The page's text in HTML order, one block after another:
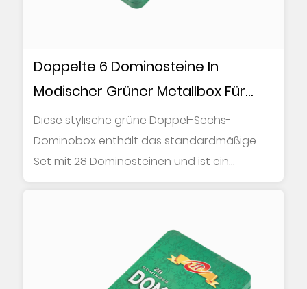
Doppelte 6 Dominosteine In
Modischer Grüner Metallbox Für
Familienspiele
Diese stylische grüne Doppel-Sechs-
Dominobox enthält das standardmäßige
Set mit 28 Dominosteinen und ist ein
klassisches Brettspie...